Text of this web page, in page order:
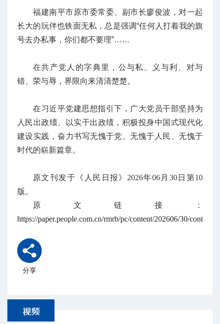
福建南平市原市委常委、副市长廖俊波，对一起
长大的玩伴也铁面无私，总是强调“任何人打着我的旗
号去办私事，你们都不要理”……
在共产党人的字典里，公与私、义与利、对与
错、荣与辱，界限向来清清楚楚。
在习近平党建思想指引下，广大党员干部坚持为
人民出政绩、以实干出政绩，积极投身中国式现代化
建设实践，奋力书写无愧于党、无愧于人民、无愧于
时代的崭新篇章。
原文刊发于《人民日报》2026年06月30日第10
版。
原文链接：
https://paper.people.com.cn/rmrb/pc/content/202606/30/
分享